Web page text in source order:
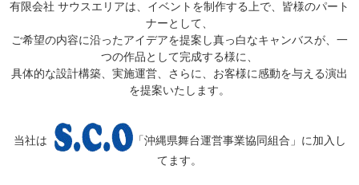
有限会社 サウスエリアは、イベントを制作する上で、皆様のパート
ナーとして、
ご希望の内容に沿ったアイデアを提案し真っ白なキャンバスが、一
つの作品として完成する様に、
具体的な設計構築、実施運営、さらに、お客様に感動を与える演出
を提案いたします。
当社は
「沖縄県舞台運営事業協同組合」に加入し
てます。